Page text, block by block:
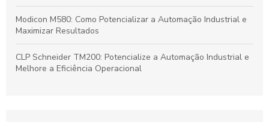
Modicon M580: Como Potencializar a Automação Industrial e
Maximizar Resultados
CLP Schneider TM200: Potencialize a Automação Industrial e
Melhore a Eficiência Operacional